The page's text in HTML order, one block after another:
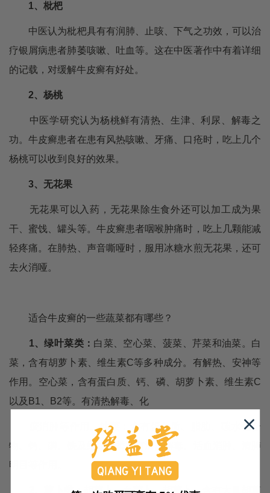
1、枇杷
中医认为枇杷具有有润肺、止咳、下气之功效，可以治
疗银屑病患者肺萎咳嗽、吐血等。这在中医著作中有着详细
的记载，对缓解牛皮癣有好处。
2、杨桃
中医学研究认为杨桃鲜有清热、生津、利尿、解毒之
功。牛皮癣患者在患有风热咳嗽、牙痛、口疮时，吃上几个
杨桃可以收到良好的效果。
3、无花果
无花果可以入药，无花果除生食外还可以加工成为果
干、蜜饯、罐头等。牛皮癣患者咽喉肿痛时，吃上几颗能减
轻疼痛。在肺热、声音嘶哑时，服用冰糖水煎无花果，还可
去火消哑。
适合牛皮癣的一些蔬菜都有哪些？
1、绿叶菜类： 白菜、空心菜、菠菜、芹菜和油菜。白
菜，含有胡萝卜素、维生素C等多种成分。有解热、安神等
作用。空心菜，含有蛋白质、钙、磷、胡萝卜素、维生素C
以及B1、B2等。有清热解毒、化
瘀消肿等作用。油菜：含有蛋白质、脂肪、碳水化合
物、钙、磷、铁及维生素类。有清热解毒、活血消肿、清肺
明目等作用。
2、萝卜类： 胡萝卜、白萝卜。胡萝卜，含有大量胡萝